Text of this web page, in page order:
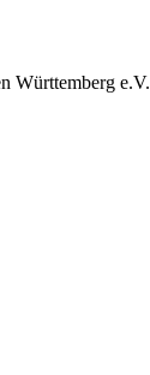
Württemberg e.V.